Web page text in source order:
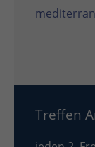
Treffen